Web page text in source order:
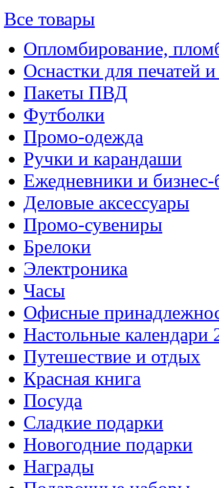
Все товары
Опломбирование,
Оснастки для печатей
Пакеты ПВД
Футболки
Промо-одежда
Ручки и карандаши
Ежедневники и
Деловые аксессуары
Промо-сувениры
Брелоки
Электроника
Часы
Офисные
Настольные календари
Путешествие и отдых
Красная книга
Посуда
Сладкие подарки
Новогодние подарки
Награды